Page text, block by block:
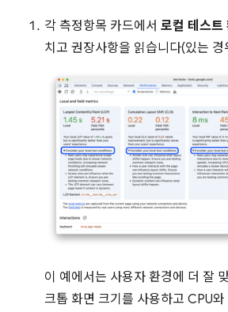
각 측정항목 카드에서 로컬 테스트
치고 권장사항을 읽습니다(있는 경
이 예에서는 사용자 환경에 더 잘
크톱 화면 크기를 사용하고 CPU